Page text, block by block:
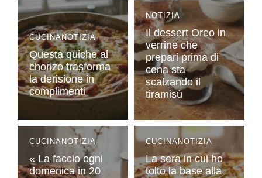
CUCINANOTIZIA
Questa quiche al
chorizo ​​trasforma
la derisione in
complimenti
NOTIZIA
Il dessert Oreo in
verrine che
prepari prima di
cena sta
scalzando il
tiramisù
CUCINA NOTIZIA
« La faccio ogni
domenica in 20
CUCINANOTIZIA
La sera in cui ho
tolto la base alla